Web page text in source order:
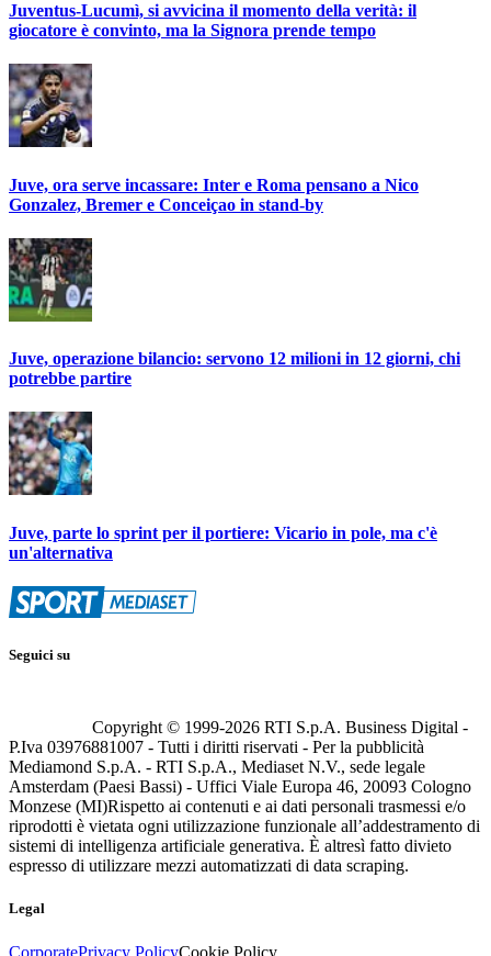
Juventus-Lucumì, si avvicina il momento della verità: il
giocatore è convinto, ma la Signora prende tempo
Juve, ora serve incassare: Inter e Roma pensano a Nico
Gonzalez, Bremer e Conceiçao in stand-by
Juve, operazione bilancio: servono 12 milioni in 12 giorni, chi
potrebbe partire
Juve, parte lo sprint per il portiere: Vicario in pole, ma c'è
un'alternativa
Seguici su
Copyright © 1999-2026 RTI S.p.A. Business Digital -
P.Iva 03976881007 - Tutti i diritti riservati - Per la pubblicità
Mediamond S.p.A. - RTI S.p.A., Mediaset N.V., sede legale
Amsterdam (Paesi Bassi) - Uffici Viale Europa 46, 20093 Cologno
Monzese (MI)Rispetto ai contenuti e ai dati personali trasmessi e/o
riprodotti è vietata ogni utilizzazione funzionale all’addestramento di
sistemi di intelligenza artificiale generativa. È altresì fatto divieto
espresso di utilizzare mezzi automatizzati di data scraping.
Legal
CorporatePrivacy PolicyCookie Policy